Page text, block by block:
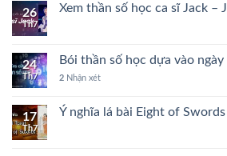
26
Th7
Xem thần số học ca sĩ Jack –
24
Th7
Bói thần số học dựa vào ngày
2 Nhận xét
17
Th7
Ý nghĩa lá bài Eight of Swords